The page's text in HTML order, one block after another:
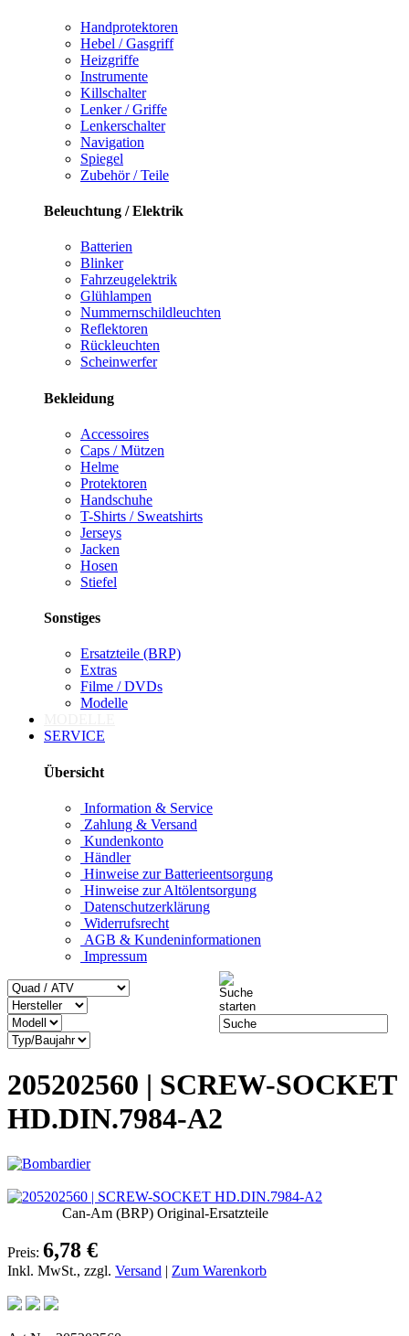
Handprotektoren
Hebel / Gasgriff
Heizgriffe
Instrumente
Killschalter
Lenker / Griffe
Lenkerschalter
Navigation
Spiegel
Zubehör / Teile
Beleuchtung / Elektrik
Batterien
Blinker
Fahrzeugelektrik
Glühlampen
Nummernschildleuchten
Reflektoren
Rückleuchten
Scheinwerfer
Bekleidung
Accessoires
Caps / Mützen
Helme
Protektoren
Handschuhe
T-Shirts / Sweatshirts
Jerseys
Jacken
Hosen
Stiefel
Sonstiges
Ersatzteile (BRP)
Extras
Filme / DVDs
Modelle
SERVICE
Übersicht
Information & Service
Zahlung & Versand
Kundenkonto
Händler
Hinweise zur Batterieentsorgung
Hinweise zur Altölentsorgung
Datenschutzerklärung
Widerrufsrecht
AGB & Kundeninformationen
Impressum
205202560 | SCREW-SOCKET
HD.DIN.7984-A2
Can-Am (BRP) Original-Ersatzteile
Preis: 6,78 €
Inkl. MwSt., zzgl. Versand | Zum Warenkorb